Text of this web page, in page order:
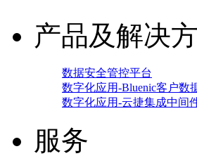
产品及解决
数据安全管控平台
数字化应用-Bluenic客户数
数字化应用-云捷集成中间
服务